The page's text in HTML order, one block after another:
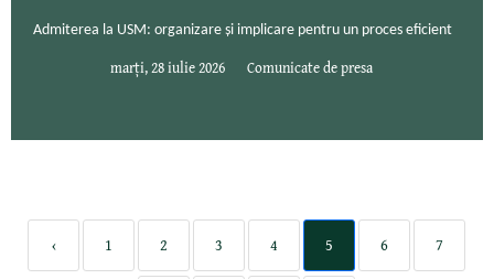
Admiterea la USM: organizare și implicare pentru un proces eficient
marți, 28 iulie 2026 Comunicate de presa
‹ 1 2 3 4 5 6 7